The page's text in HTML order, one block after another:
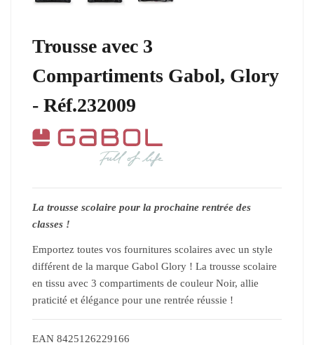
Trousse avec 3
Compartiments Gabol, Glory
- Réf.232009
La trousse scolaire pour la prochaine rentrée des
classes !
Emportez toutes vos fournitures scolaires avec un style
différent de la marque Gabol Glory ! La trousse scolaire
en tissu avec 3 compartiments de couleur Noir, allie
praticité et élégance pour une rentrée réussie !
EAN 8425126229166